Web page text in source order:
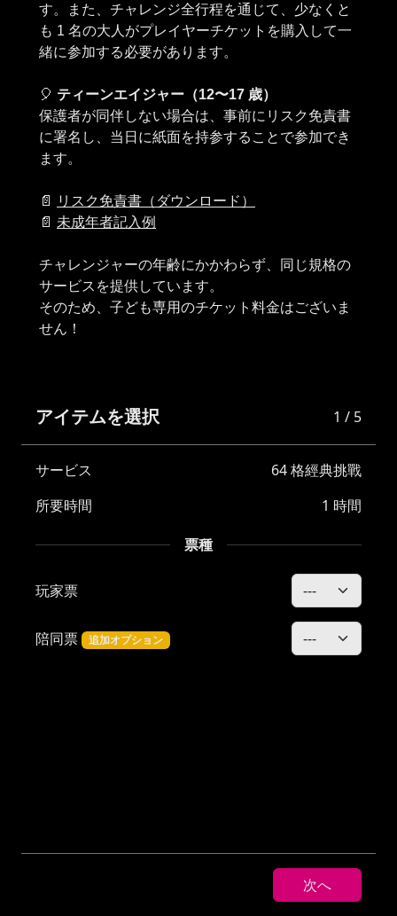
す。また、チャレンジ全行程を通じて、少なくと
も 1 名の大人がプレイヤーチケットを購入して一
緒に参加する必要があります。
🎈 ティーンエイジャー（12〜17 歳）
保護者が同伴しない場合は、事前にリスク免責書
に署名し、当日に紙面を持参することで参加でき
ます。
📄
リスク免責書（ダウンロード）
📄 未成年者記入例
チャレンジャーの年齢にかかわらず、同じ規格の
サービスを提供しています。
そのため、子ども専用のチケット料金はございま
アイテムを選択 1 / 5
サービス
64 格經典挑戰
所要時間
1 時間
票種
玩家票
陪同票 追加オプション
次へ